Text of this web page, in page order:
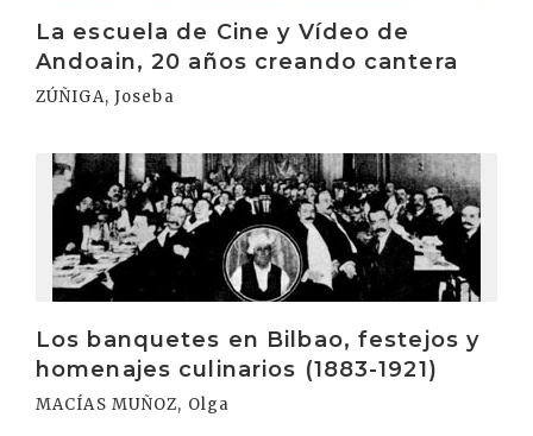
La escuela de Cine y Vídeo de
Andoain, 20 años creando cantera
ZÚÑIGA, Joseba
Los banquetes en Bilbao, festejos y
homenajes culinarios (1883-1921)
MACÍAS MUÑOZ, Olga
Irakurri